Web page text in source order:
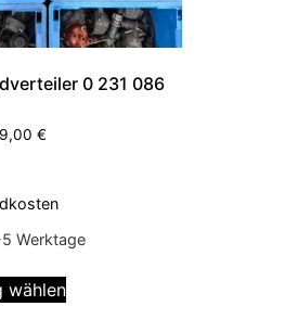
0 231 086
€
Werktage
wählen